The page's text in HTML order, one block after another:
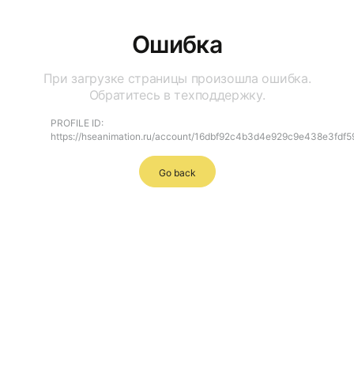
Ошибка
При загрузке страницы произошла ошибка.
Обратитесь в техподдержку.
PROFILE ID:
https://hseanimation.ru/account/
Go back